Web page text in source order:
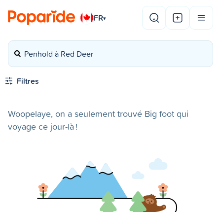
FR▾
Penhold à Red Deer
Filtres
Woopelaye, on a seulement trouvé Big foot qui
voyage ce jour-là !